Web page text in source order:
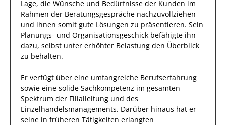
Lage, die Wünsche und Bedürfnisse der Kunden im
Rahmen der Beratungsgespräche nachzuvollziehen
und ihnen somit gute Lösungen zu präsentieren. Sein
Planungs- und Organisationsgeschick befähigte ihn
dazu, selbst unter erhöhter Belastung den Überblick
zu behalten.
Er verfügt über eine umfangreiche Berufserfahrung
sowie eine solide Sachkompetenz im gesamten
Spektrum der Filialleitung und des
Einzelhandelsmanagements. Darüber hinaus hat er
seine in früheren Tätigkeiten erlangten